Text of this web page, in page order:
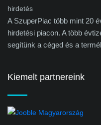
A SzuperPiac több mint 20
hirdetési piacon. A több
segítünk a céged és a
Kiemelt partnereink